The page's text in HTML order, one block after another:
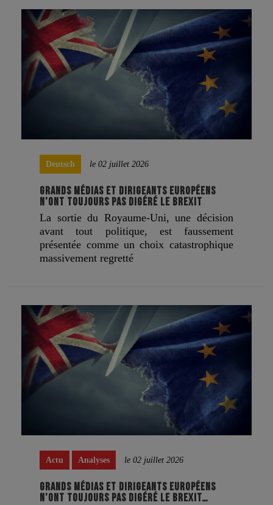
Deutsch le 02 juillet 2026
GRANDS MÉDIAS ET DIRIGEANTS EUROPÉENS
N’ONT TOUJOURS PAS DIGÉRÉ LE BREXIT
La sortie du Royaume-Uni, une décision
avant tout politique, est faussement
présentée comme un choix catastrophique
massivement regretté
Actu Analyses le 02 juillet 2026
GRANDS MÉDIAS ET DIRIGEANTS EUROPÉENS
N’ONT TOUJOURS PAS DIGÉRÉ LE BREXIT…